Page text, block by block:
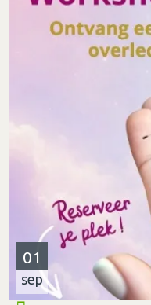
01
sep